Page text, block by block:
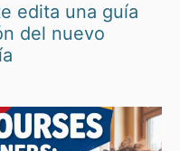
edita una guía
del nuevo